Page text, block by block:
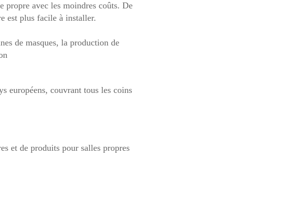
propre avec les moindres coûts. De
est plus facile à installer.
de masques, la production de
européens, couvrant tous les coins
et de produits pour salles propres